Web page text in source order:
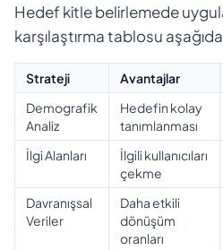
Hedef kitle belirlemede
karşılaştırma tablosu
Strateji Avantajlar
Demografik
Analiz
Hedefin kolay
tanımlanması
İlgi Alanları
İlgili kullanıcıları
çekme
Davranışsal
Veriler
Daha etkili
dönüşüm
oranları